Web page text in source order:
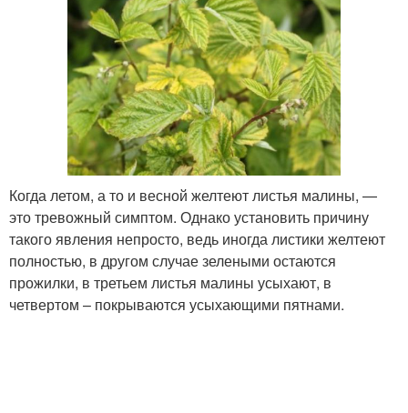
Когда летом, а то и весной желтеют листья малины, —
это тревожный симптом. Однако установить причину
такого явления непросто, ведь иногда листики желтеют
полностью, в другом случае зелеными остаются
прожилки, в третьем листья малины усыхают, в
четвертом – покрываются усыхающими пятнами.